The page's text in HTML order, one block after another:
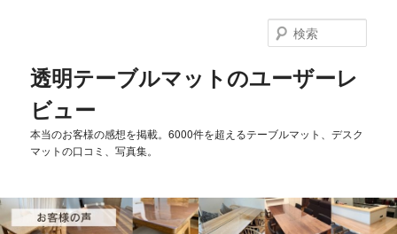
透明テーブルマットのユーザーレ
ビュー
本当のお客様の感想を掲載。6000件を超えるテーブルマット、デスク
マットの口コミ、写真集。
索